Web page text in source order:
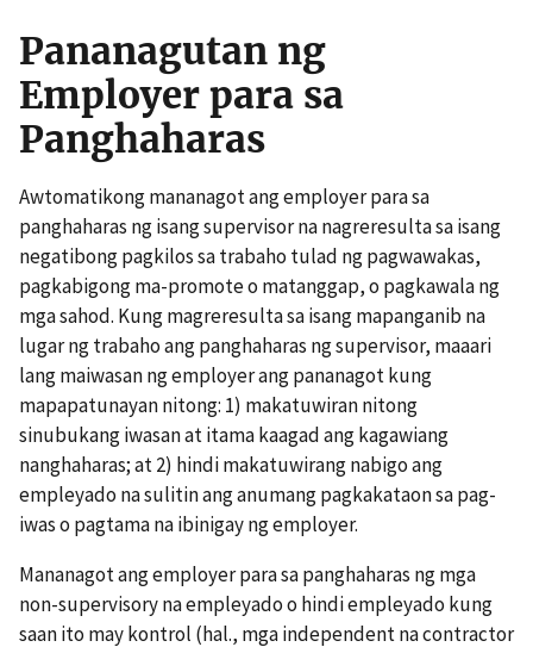
Pananagutan ng
Employer para sa
Panghaharas
Awtomatikong mananagot ang employer para sa
panghaharas ng isang supervisor na nagreresulta sa isang
negatibong pagkilos sa trabaho tulad ng pagwawakas,
pagkabigong ma-promote o matanggap, o pagkawala ng
mga sahod. Kung magreresulta sa isang mapanganib na
lugar ng trabaho ang panghaharas ng supervisor, maaari
lang maiwasan ng employer ang pananagot kung
mapapatunayan nitong: 1) makatuwiran nitong
sinubukang iwasan at itama kaagad ang kagawiang
nanghaharas; at 2) hindi makatuwirang nabigo ang
empleyado na sulitin ang anumang pagkakataon sa pag-
iwas o pagtama na ibinigay ng employer.
Mananagot ang employer para sa panghaharas ng mga
non-supervisory na empleyado o hindi empleyado kung
saan ito may kontrol (hal., mga independent na contractor